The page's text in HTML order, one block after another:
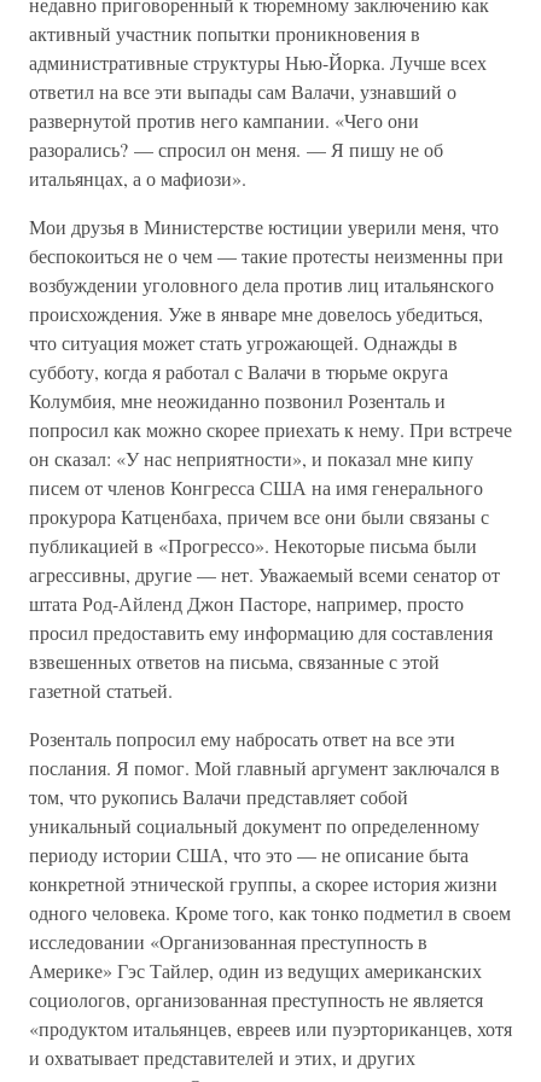
активный участник попытки проникновения в
административные структуры Нью-Йорка. Лучше всех
ответил на все эти выпады сам Валачи, узнавший о
развернутой против него кампании. «Чего они
разорались? — спросил он меня. — Я пишу не об
итальянцах, а о мафиози».
Мои друзья в Министерстве юстиции уверили меня, что
беспокоиться не о чем — такие протесты неизменны при
возбуждении уголовного дела против лиц итальянского
происхождения. Уже в январе мне довелось убедиться,
что ситуация может стать угрожающей. Однажды в
субботу, когда я работал с Валачи в тюрьме округа
Колумбия, мне неожиданно позвонил Розенталь и
попросил как можно скорее приехать к нему. При встрече
он сказал: «У нас неприятности», и показал мне кипу
писем от членов Конгресса США на имя генерального
прокурора Катценбаха, причем все они были связаны с
публикацией в «Прогрессо». Некоторые письма были
агрессивны, другие — нет. Уважаемый всеми сенатор от
штата Род-Айленд Джон Пасторе, например, просто
просил предоставить ему информацию для составления
взвешенных ответов на письма, связанные с этой
газетной статьей.
Розенталь попросил ему набросать ответ на все эти
послания. Я помог. Мой главный аргумент заключался в
том, что рукопись Валачи представляет собой
уникальный социальный документ по определенному
периоду истории США, что это — не описание быта
конкретной этнической группы, а скорее история жизни
одного человека. Кроме того, как тонко подметил в своем
исследовании «Организованная преступность в
Америке» Гэс Тайлер, один из ведущих американских
социологов, организованная преступность не является
«продуктом итальянцев, евреев или пуэрториканцев, хотя
и охватывает представителей и этих, и других